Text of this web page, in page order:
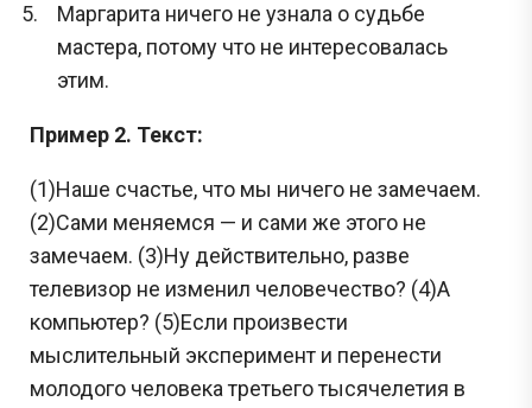
Маргарита ничего не узнала о судьбе
мастера, потому что не интересовалась
этим.
Пример 2. Текст:
(1)Наше счастье, что мы ничего не замечаем.
(2)Сами меняемся — и сами же этого не
замечаем. (3)Ну действительно, разве
телевизор не изменил человечество? (4)А
компьютер? (5)Если произвести
мыслительный эксперимент и перенести
молодого человека третьего тысячелетия в